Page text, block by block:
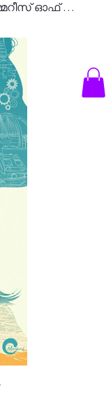
MEMORIES OF HRIDHAYAM | മെമ്മറീസ് ഓഫ് ഹൃദയം